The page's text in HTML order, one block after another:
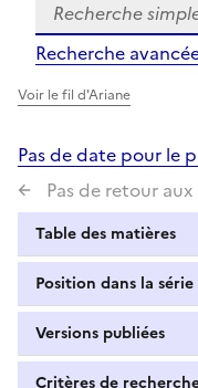
de
recherche
Recherche
Voir le fil d'Ariane
Pas de date pour le
Pas de retour
Table des matières
Position dans la
Versions publiées
Critères de